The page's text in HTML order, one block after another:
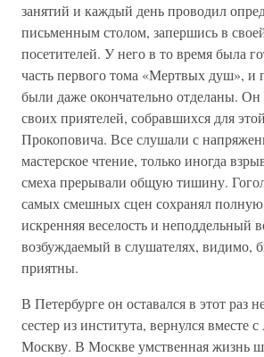
занятий и каждый день проводил
письменным столом, запершись в
посетителей. У него в то время была
часть первого тома «Мертвых душ», и
были даже окончательно отделаны.
своих приятелей, собравшихся для
Прокоповича. Все слушали с
мастерское чтение, только иногда
смеха прерывали общую тишину.
самых смешных сцен сохранял полную
искренняя веселость и неподдельный
возбуждаемый в слушателях, видимо,
приятны.
В Петербурге он оставался в этот раз
сестер из института, вернулся вместе
Москву. В Москве умственная жизнь